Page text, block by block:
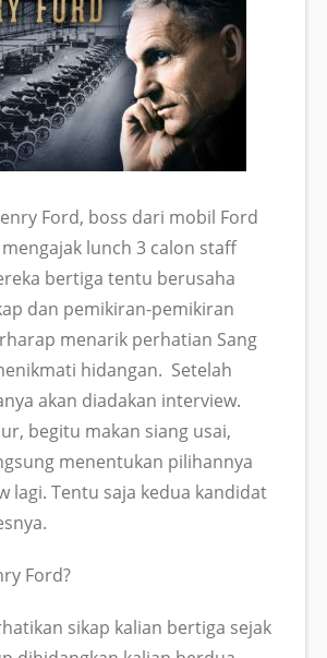
Ford, boss dari mobil Ford
lunch 3 calon staff
bertiga tentu berusaha
dan pemikiran-pemikiran
menarik perhatian Sang
hidangan. Setelah
akan diadakan interview.
begitu makan siang usai,
menentukan pilihannya
lagi. Tentu saja kedua kandidat
Ford?
sikap kalian bertiga sejak